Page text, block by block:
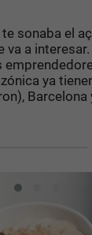
te sonaba el
va a
ya
Barcelona